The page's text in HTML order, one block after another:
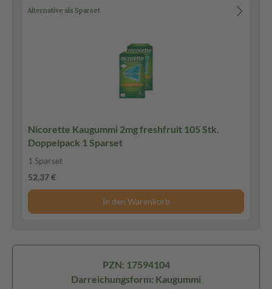
Alternative als Sparset
Nicorette Kaugummi 2mg freshfruit 105 Stk.
Doppelpack 1 Sparset
1 Sparset
52,37 €
In den Warenkorb
PZN: 17594104
Darreichungsform: Kaugummi